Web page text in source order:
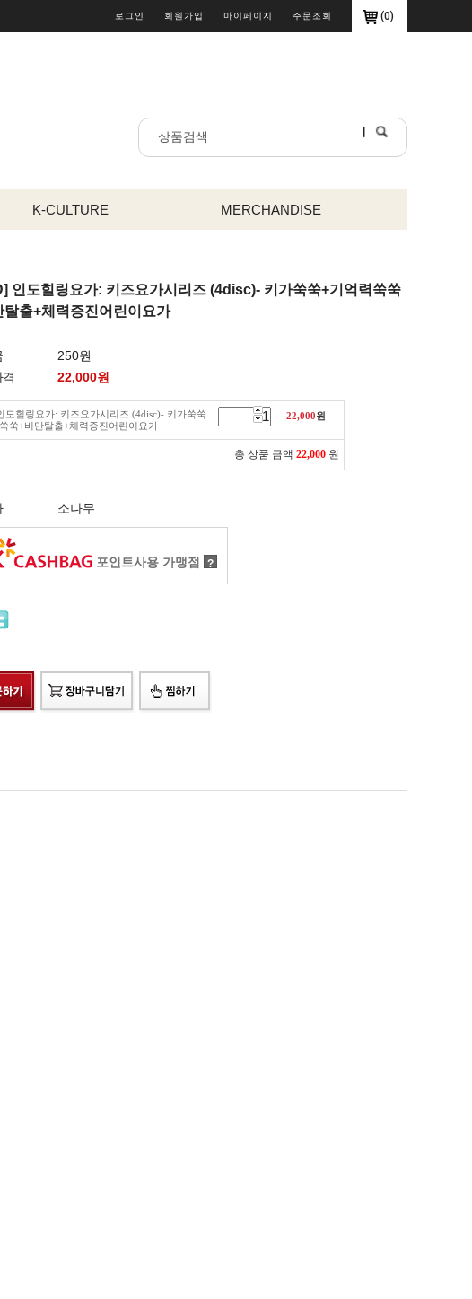
(0)
로그인 회원가입 마이페이지 주문조회
K-CULTURE MERCHANDISE
인도힐링요가: 키즈요가시리즈 (4disc)- 키가쑥쑥+기억력쑥쑥
탈출+체력증진어린이요가
250원
22,000원
도힐링요가: 키즈요가시리즈 (4disc)- 키가쑥쑥
쑥+비만탈출+체력증진어린이요가
22,000원
총 상품 금액 22,000 원
소나무
포인트사용 가맹점 ?